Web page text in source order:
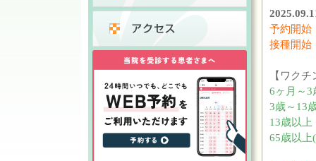
予約開
接種開
【ワク
6ヶ月～3
3歳～13
13歳以上
65歳以上